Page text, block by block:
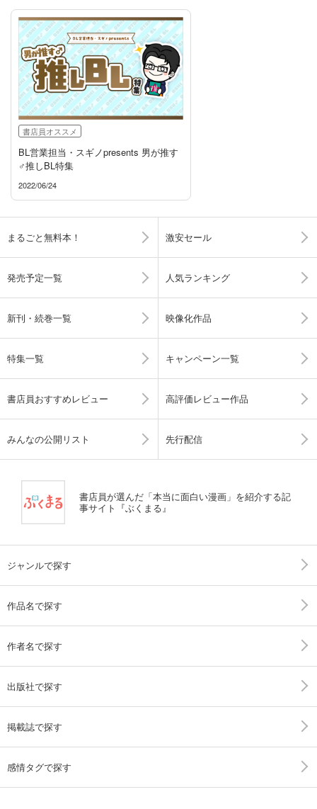
書店員オススメ
BL営業担当・スギノpresents 男が推す
♂推しBL特集
2022/06/24
まるごと無料本！ 激安セール
発売予定一覧 人気ランキング
新刊・続巻一覧 映像化作品
特集一覧 キャンペーン一覧
書店員おすすめレビュー 高評価レビュー作品
みんなの公開リスト 先行配信
書店員が選んだ「本当に面白い漫画」を紹介する記
事サイト『ぶくまる』
ジャンルで探す
作品名で探す
作者名で探す
出版社で探す
掲載誌で探す
感情タグで探す